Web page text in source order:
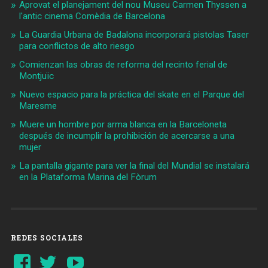
Aprovat el planejament del nou Museu Carmen Thyssen a
l'antic cinema Comèdia de Barcelona
La Guardia Urbana de Badalona incorporará pistolas Taser
para conflictos de alto riesgo
Comienzan las obras de reforma del recinto ferial de
Montjuïc
Nuevo espacio para la práctica del skate en el Parque del
Maresme
Muere un hombre por arma blanca en la Barceloneta
después de incumplir la prohibición de acercarse a una
mujer
La pantalla gigante para ver la final del Mundial se instalará
en la Plataforma Marina del Fòrum
REDES SOCIALES
Ver
Ver